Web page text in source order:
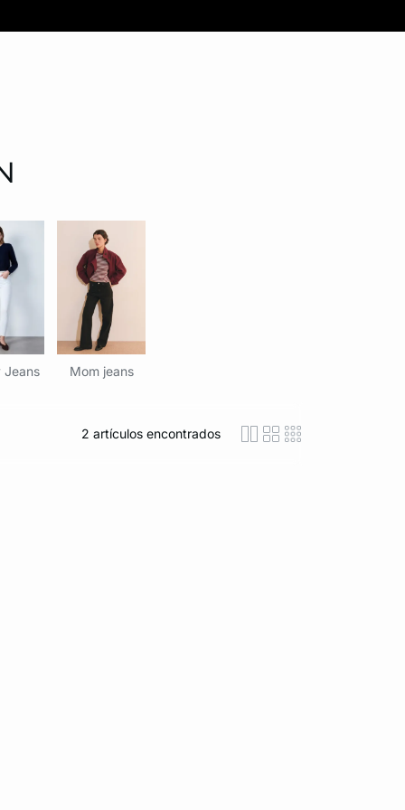
Jeans Mom jeans
2 artículos encontrados icon-layout-
icon-layout-
icon-layout-